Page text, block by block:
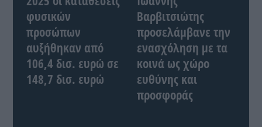
φυσικών
προσώπων
αυξήθηκαν από
106,4 δισ. ευρώ σε
148,7 δισ. ευρώ
Βαρβιτσιώτης
προσελάμβανε την
ενασχόληση με τα
κοινά ως χώρο
ευθύνης και
προσφοράς